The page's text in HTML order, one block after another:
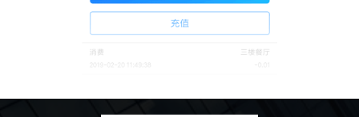
消费记录